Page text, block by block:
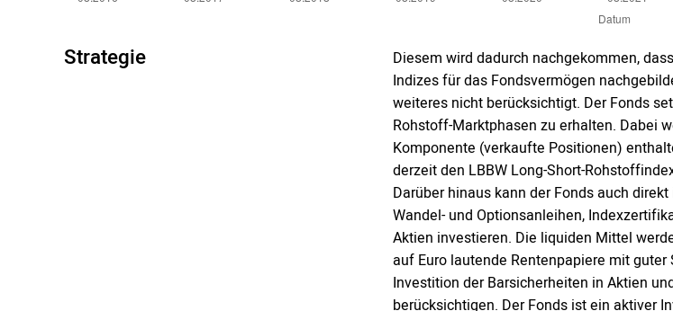
Strategie
Diesem wird dadurch nachgekommen,
Indizes für das Fondsvermögen
weiteres nicht berücksichtigt. Der Fonds
Rohstoff-Marktphasen zu erhalten. Dabei
Komponente (verkaufte Positionen)
derzeit den LBBW Long-Short-
Darüber hinaus kann der Fonds auch
Wandel- und Optionsanleihen,
Aktien investieren. Die liquiden Mittel
auf Euro lautende Rentenpapiere mit
Investition der Barsicherheiten in Aktien
berücksichtigen. Der Fonds ist ein aktiver